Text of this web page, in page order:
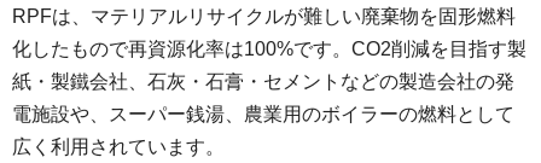
RPFは、マテリアルリサイクルが難しい廃棄物を固形燃料
化したもので再資源化率は100%です。CO2削減を目指す製
紙・製鐵会社、石灰・石膏・セメントなどの製造会社の発
電施設や、スーパー銭湯、農業用のボイラーの燃料として
広く利用されています。